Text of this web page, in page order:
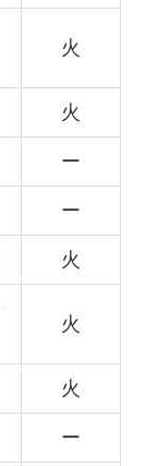
火
火
ー
ー
火
火
火
ー